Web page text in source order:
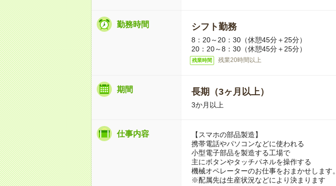
勤務時間 シフト勤務
8：20～20：30（休憩45分＋25分）
20：20～8：30（休憩45分＋25分）
残業時間 残業20時間以上
期間 長期（3ヶ月以上）
3か月以上
仕事内容
【スマホの部品製造】
携帯電話やパソコンなどに使われる
小型電子部品を製造する工場で
主にボタンやタッチパネルを操作する
機械オペレーターのお仕事をおまかせします。
※配属先は生産状況などにより決まります